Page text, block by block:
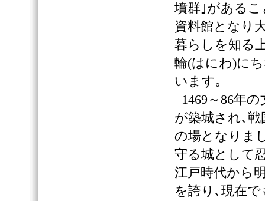
墳群｣がある
資料館となり
暮らしを知る
輪(はにわ)に
います｡
1469～86年
が築城され､
の場となりま
守る城として
江戸時代から
を誇り､現在